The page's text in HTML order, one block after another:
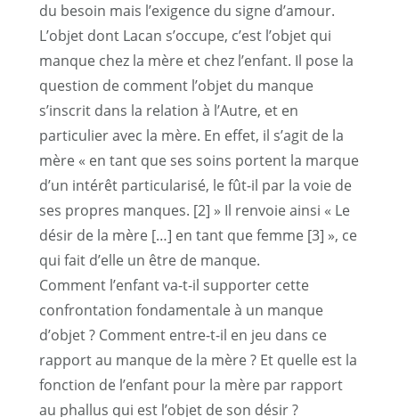
du besoin mais l’exigence du signe d’amour.
L’objet dont Lacan s’occupe, c’est l’objet qui
manque chez la mère et chez l’enfant. Il pose la
question de comment l’objet du manque
s’inscrit dans la relation à l’Autre, et en
particulier avec la mère. En effet, il s’agit de la
mère « en tant que ses soins portent la marque
d’un intérêt particularisé, le fût-il par la voie de
ses propres manques. [2] » Il renvoie ainsi « Le
désir de la mère […] en tant que femme [3] », ce
qui fait d’elle un être de manque.
Comment l’enfant va-t-il supporter cette
confrontation fondamentale à un manque
d’objet ? Comment entre-t-il en jeu dans ce
rapport au manque de la mère ? Et quelle est la
fonction de l’enfant pour la mère par rapport
au phallus qui est l’objet de son désir ?